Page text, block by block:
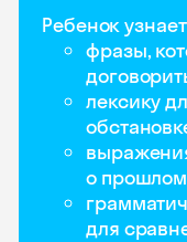
Ребенок
фразы,
лексику
о
для